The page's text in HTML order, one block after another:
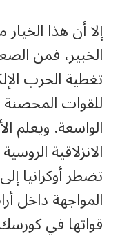
إلا أن هذا
الخبير، فمن
تغطية الحرب
للقوات
الواسعة. ويعلم
الانزلاقية
تضطر أوكرانيا
المواجهة داخل
قواتها في